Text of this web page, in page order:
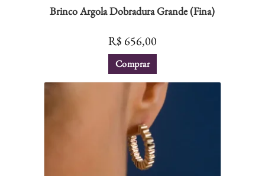
Brinco Argola Dobradura Grande (Fina)
R$ 656,00
Comprar